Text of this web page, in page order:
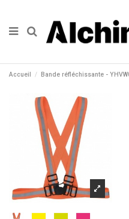
Accueil Bande réfléchissante -